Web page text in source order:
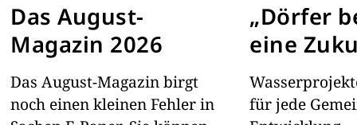
Das August-
Magazin 2026
Das August-Magazin birgt
noch einen kleinen Fehler in
„Dörfer
eine
für jede